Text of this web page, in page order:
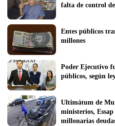
falta de control
Entes públicos
millones
Poder Ejecutivo
públicos, según
Ultimátum de
ministerios,
millonarias